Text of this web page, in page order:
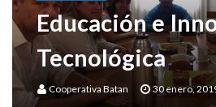
Educación e
Tecnológica
Cooperativa Batan 30 enero,